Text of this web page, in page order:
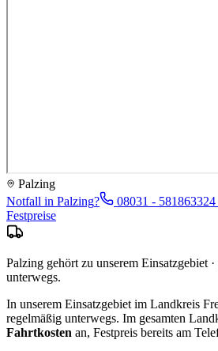
Palzing
Notfall in Palzing? 08031 - 5818633
Festpreise
Palzing gehört zu unserem Einsatzgebiet
unterwegs.
In unserem Einsatzgebiet im Landkreis
regelmäßig unterwegs. Im gesamten
Fahrtkosten an, Festpreis bereits am